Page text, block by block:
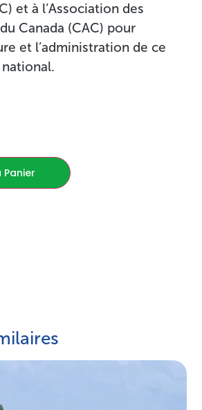
et à l’Association des
Canada (CAC) pour
et l’administration de ce
Panier